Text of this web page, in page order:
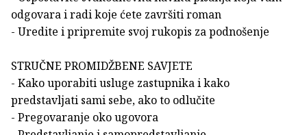
odgovara i radi koje ćete završiti roman
- Uredite i pripremite svoj rukopis za podnošenje
STRUČNE PROMIDŽBENE SAVJETE
- Kako uporabiti usluge zastupnika i kako
predstavljati sami sebe, ako to odlučite
- Pregovaranje oko ugovora